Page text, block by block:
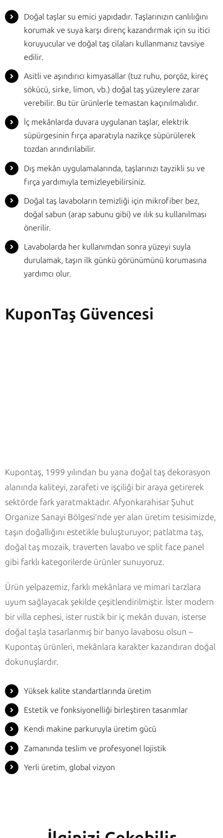
Doğal taşlar su emici yapıdadır. Taşlarınızın canlılığını
korumak ve suya karşı direnç kazandırmak için su itici
koruyucular ve doğal taş cilaları kullanmanız tavsiye
edilir.
Asitli ve aşındırıcı kimyasallar (tuz ruhu, porçöz, kireç
sökücü, sirke, limon, vb.) doğal taş yüzeylere zarar
verebilir. Bu tür ürünlerle temastan kaçınılmalıdır.
İç mekânlarda duvara uygulanan taşlar, elektrik
süpürgesinin fırça aparatıyla nazikçe süpürülerek
tozdan arındırılabilir.
Dış mekân uygulamalarında, taşlarınızı tayzikli su ve
fırça yardımıyla temizleyebilirsiniz.
Doğal taş lavaboların temizliği için mikrofiber bez,
doğal sabun (arap sabunu gibi) ve ılık su kullanılması
önerilir.
Lavabolarda her kullanımdan sonra yüzeyi suyla
durulamak, taşın ilk günkü görünümünü korumasına
yardımcı olur.
KuponTaş Güvencesi
Kupontaş, 1999 yılından bu yana doğal taş dekorasyon
alanında kaliteyi, zarafeti ve işçiliği bir araya getirerek
sektörde fark yaratmaktadır. Afyonkarahisar Şuhut
Organize Sanayi Bölgesi’nde yer alan üretim tesisimizde,
taşın doğallığını estetikle buluşturuyor; patlatma taş,
doğal taş mozaik, traverten lavabo ve split face panel
gibi farklı kategorilerde ürünler sunuyoruz.
Ürün yelpazemiz, farklı mekânlara ve mimari tarzlara
uyum sağlayacak şekilde çeşitlendirilmiştir. İster modern
bir villa cephesi, ister rustik bir iç mekân duvarı, isterse
doğal taşla tasarlanmış bir banyo lavabosu olsun –
Kupontaş ürünleri, mekânlara karakter kazandıran doğal
dokunuşlardır.
Yüksek kalite standartlarında üretim
Estetik ve fonksiyonelliği birleştiren tasarımlar
Kendi makine parkuruyla üretim gücü
Zamanında teslim ve profesyonel lojistik
Yerli üretim, global vizyon